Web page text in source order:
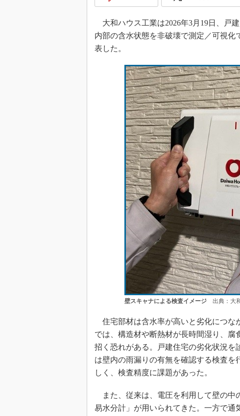
大和ハウス工業は2026年3月19日、戸
内部の含水状態を非破壊で測定／可視
表した。
壁スキャナによる検査イメージ出典：大和
住宅部材は含水率が高いと劣化につな
では、構造材や断熱材が長時間湿り、
招く恐れがある。戸建住宅の劣化状況
は壁内の雨漏りの有無を確認する検査
しく、検査精度に課題があった。
また、従来は、電圧を利用して壁の中
易水分計」が用いられてきた。一方で